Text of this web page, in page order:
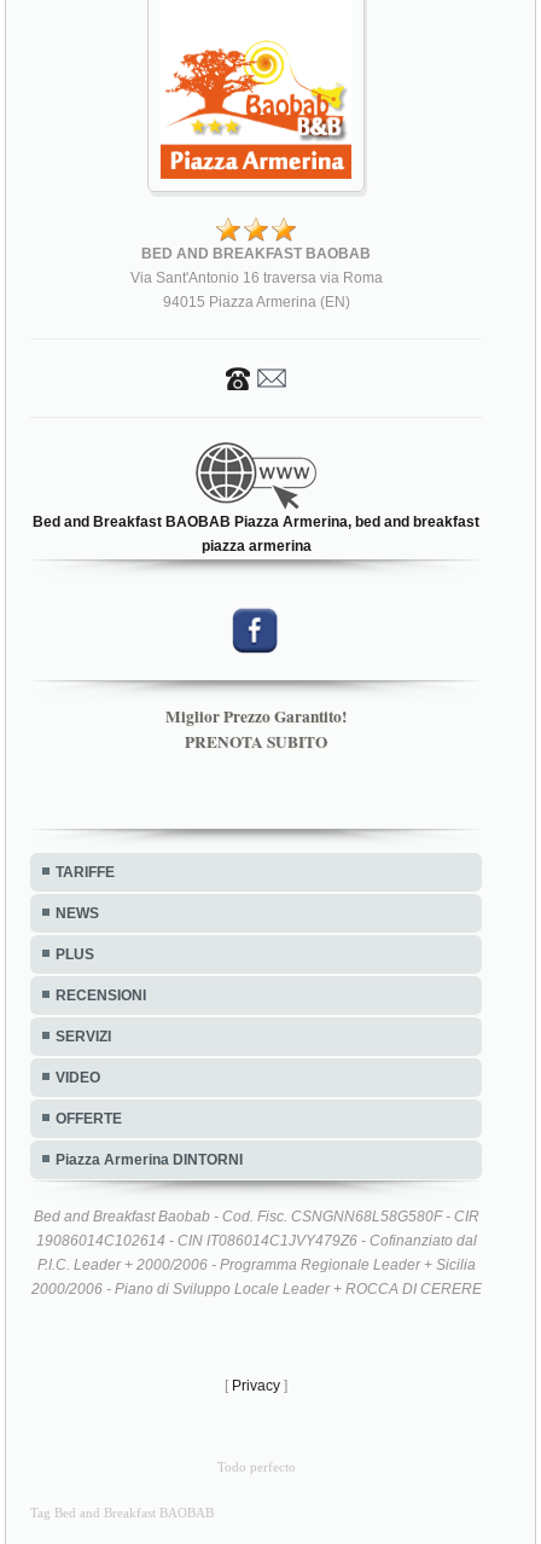
BED AND BREAKFAST BAOBAB
Via Sant'Antonio 16 traversa via Roma
94015 Piazza Armerina (EN)
Bed and Breakfast BAOBAB Piazza Armerina, bed and breakfast
piazza armerina
Miglior Prezzo Garantito!
PRENOTA SUBITO
TARIFFE
NEWS
PLUS
RECENSIONI
SERVIZI
VIDEO
OFFERTE
Piazza Armerina DINTORNI
Bed and Breakfast Baobab - Cod. Fisc. CSNGNN68L58G580F - CIR
19086014C102614 - CIN IT086014C1JVY479Z6 - Cofinanziato dal
P.I.C. Leader + 2000/2006 - Programma Regionale Leader + Sicilia
2000/2006 - Piano di Sviluppo Locale Leader + ROCCA DI CERERE
[ Privacy ]
Todo perfecto
Tag Bed and Breakfast BAOBAB